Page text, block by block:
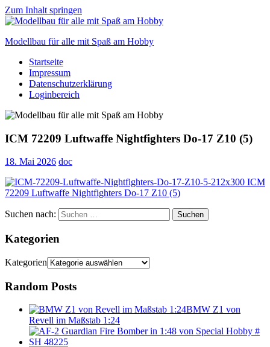
Zum Inhalt springen
Modellbau für alle mit Spaß am Hobby
Scale
modelling
to
Startseite
Impressum
Datenschutzerklärung
Loginbereich
ICM 72209 Luftwaffe Nightfighters Do-17 Z10 (5)
18. Mai 2026 doc
Suchen nach: Suchen
Kategorien
Kategorien
Random Posts
BMW Z1 von
Revell im Maßstab 1:24